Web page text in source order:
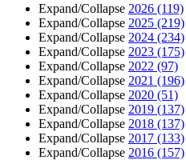
Expand/Collapse 2026 (119)
Expand/Collapse 2025 (219)
Expand/Collapse 2024 (234)
Expand/Collapse 2023 (175)
Expand/Collapse 2022 (97)
Expand/Collapse 2021 (196)
Expand/Collapse 2020 (51)
Expand/Collapse 2019 (137)
Expand/Collapse 2018 (137)
Expand/Collapse 2017 (133)
Expand/Collapse 2016 (157)